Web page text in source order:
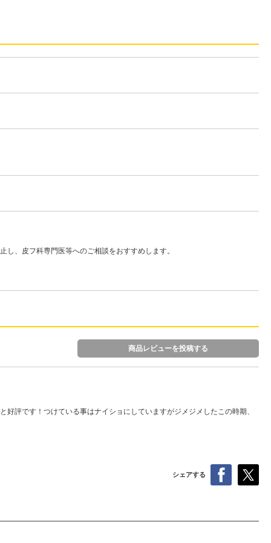
、皮フ科専門医等へのご相談をおすすめします。
商品レビューを投稿する
評です！つけている事はナイショにしていますがジメジメしたこの時期、
シェアする